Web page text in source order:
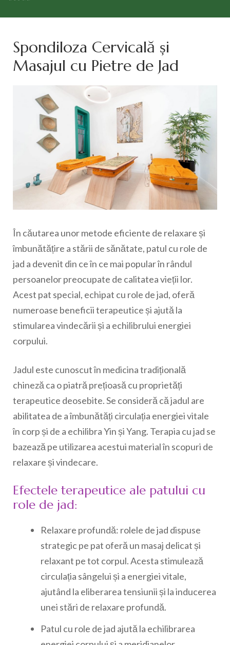
Spondiloza Cervicală și
Masajul cu Pietre de Jad
În căutarea unor metode eficiente de relaxare și
îmbunătățire a stării de sănătate, patul cu role de
jad a devenit din ce în ce mai popular în rândul
persoanelor preocupate de calitatea vieții lor.
Acest pat special, echipat cu role de jad, oferă
numeroase beneficii terapeutice și ajută la
stimularea vindecării și a echilibrului energiei
corpului.
Jadul este cunoscut în medicina tradițională
chineză ca o piatră prețioasă cu proprietăți
terapeutice deosebite. Se consideră că jadul are
abilitatea de a îmbunătăți circulația energiei vitale
în corp și de a echilibra Yin și Yang. Terapia cu jad se
bazează pe utilizarea acestui material în scopuri de
relaxare și vindecare.
Efectele terapeutice ale patului cu
role de jad:
Relaxare profundă: rolele de jad dispuse
strategic pe pat oferă un masaj delicat și
relaxant pe tot corpul. Acesta stimulează
circulația sângelui și a energiei vitale,
ajutând la eliberarea tensiunii și la inducerea
unei stări de relaxare profundă.
Patul cu role de jad ajută la echilibrarea